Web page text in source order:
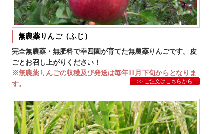
無農薬りんご（ふじ）
完全無農薬・無肥料で幸四園が育てた無農薬りんごです。皮
ごとお召し上がりください！
※無農薬りんごの収穫及び発送は毎年11月下旬からとなりま
す。
>> ご注文はこちらから